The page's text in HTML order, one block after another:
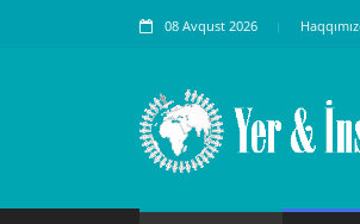
08 Avqust 2026